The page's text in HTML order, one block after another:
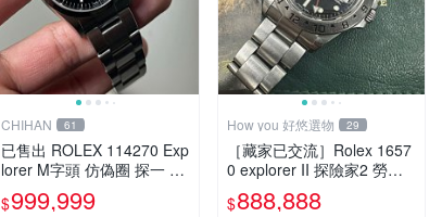
CHIHAN 61
已售出 ROLEX 114270 Exp
lorer M字頭 仿偽圈 探一 探
險家
$999,999
How you 好悠選物 29
［藏家已交流］Rolex 1657
0 explorer II 探險家2 勞力
士
$888,888